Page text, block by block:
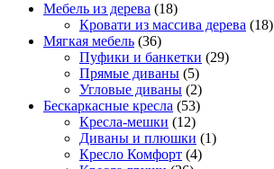
Мебель из дерева (18)
Кровати из массива дерева (18)
Мягкая мебель (36)
Пуфики и банкетки (29)
Прямые диваны (5)
Угловые диваны (2)
Бескаркасные кресла (53)
Кресла-мешки (12)
Диваны и плюшки (1)
Кресло Комфорт (4)